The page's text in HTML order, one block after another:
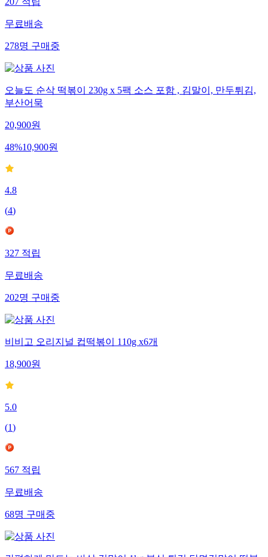
207적립
무료배송
278명구매중
오늘도 순삭 떡볶이 230g x 5팩 소스 포함 , 김말이, 만두튀김,
부산어묵
20,900원
48%10,900원
4.8
(4)
327적립
무료배송
202명구매중
비비고 오리지널 컵떡볶이 110g x6개
18,900원
5.0
(1)
567적립
무료배송
68명구매중